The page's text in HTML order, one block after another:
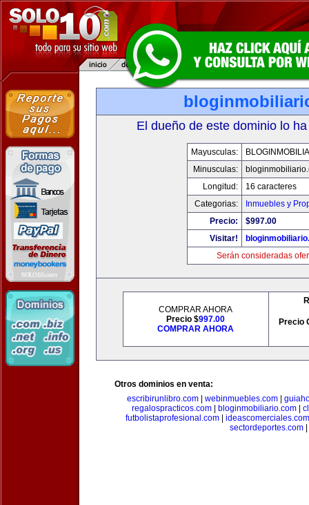
El dueño de este dominio lo
Mayusculas:
Minusculas:
Longitud:
16 caracteres
Categorias:
Inmuebles y
Precio:
$997.00
Visitar!
Serán consideradas
COMPRAR AHORA
Precio $997.00
COMPRAR AHORA
Precio
Otros dominios en venta:
escribirunlibro.com| webinmuebles.com|
regalospracticos.com| bloginmobiliario.com|
futbolistaprofesional.com
ideascomerciales.com
sectordeportes.com|